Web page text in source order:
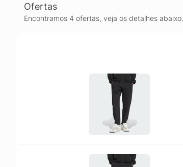
Ofertas
Encontramos 4 ofertas, veja os detalhes abaixo.